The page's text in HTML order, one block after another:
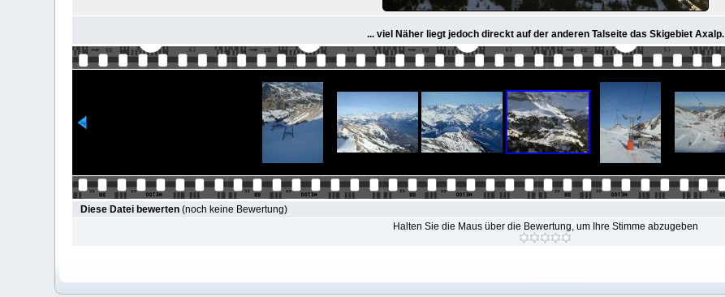
... viel Näher liegt jedoch direckt auf der anderen Talseite das Skigebiet Axalp.
Diese Datei bewerten(noch keine Bewertung)
Halten Sie die Maus über die Bewertung, um Ihre Stimme abzugeben